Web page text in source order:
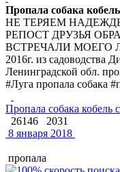
Пропала собака
НЕ ТЕРЯЕМ
РЕПОСТ ДРУЗЬЯ
ВСТРЕЧАЛИ МОЕГО
2016г. из садоводства
Ленинградской обл.
#Луга пропала собака
Пропала собака кобель
26146
2031
8 января 2018
пропала